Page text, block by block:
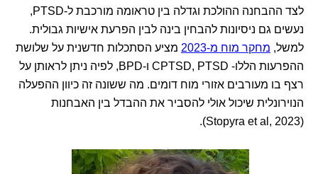
לצד ההבחנה ההולכת וגדלה בין טראומה מורכבת ל-PTSD,
נעשים גם ניסיונות להבחין בינה לבין הפרעת אישיות גבולית.
למשל, מחקר מוח מ-2023
מציע הסתכלות חדשנית על שלושת
ההפרעות הללו- CPTSD, PTSD ו-BPD, לפיה ניתן לראותן על
רצף בו מעורבים אזורי מוח דומים. מה ששונה זה כיוון ההפעלה
הנוירונלית שיכול אולי להסביר את ההבדל בין האבחנות
(Stopyra et al, 2023).